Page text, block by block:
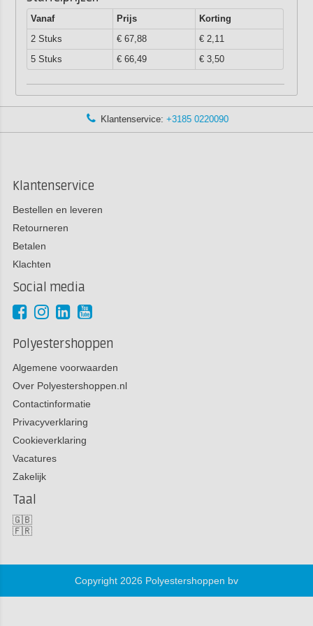
Vanaf Prijs
Korting
2 Stuks
€ 67,88
€ 2,11
5 Stuks
€ 66,49 € 3,50
Klantenservice: +3185 0220090
Klantenservice
Bestellen en leveren
Retourneren
Betalen
Klachten
Social media
Polyestershoppen
Algemene voorwaarden
Over Polyestershoppen.nl
Contactinformatie
Privacyverklaring
Cookieverklaring
Vacatures
Zakelijk
Taal
🇬🇧
🇫🇷
Copyright 2026 Polyestershoppen bv